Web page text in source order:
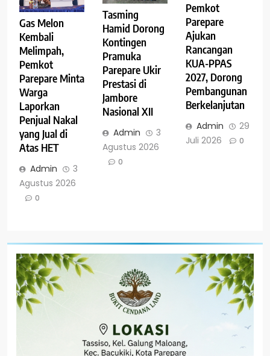
Gas Melon
Kembali
Melimpah,
Pemkot
Parepare Minta
Warga
Laporkan
Penjual Nakal
yang Jual di
Atas HET
Admin
3
Agustus 2026
0
Tasming
Hamid Dorong
Kontingen
Pramuka
Parepare Ukir
Prestasi di
Jambore
Nasional XII
Admin
3
Agustus 2026
0
Pemkot
Parepare
Ajukan
Rancangan
KUA-PPAS
2027, Dorong
Pembangunan
Berkelanjutan
Admin
29
Juli 2026
0